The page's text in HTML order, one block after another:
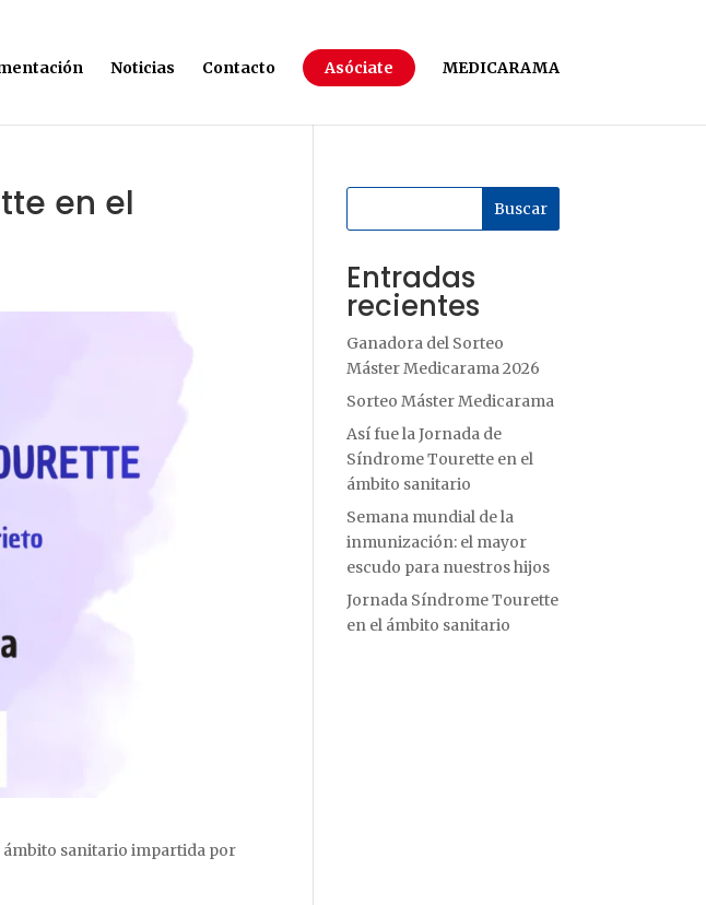
Noticias Contacto Asóciate MEDICARAMA
en el
ámbito sanitario impartida por
Buscar
Entradas
recientes
Ganadora del Sorteo
Máster Medicarama 2026
Sorteo Máster Medicarama
Así fue la Jornada de
Síndrome Tourette en el
ámbito sanitario
Semana mundial de la
inmunización: el mayor
escudo para nuestros hijos
Jornada Síndrome Tourette
en el ámbito sanitario